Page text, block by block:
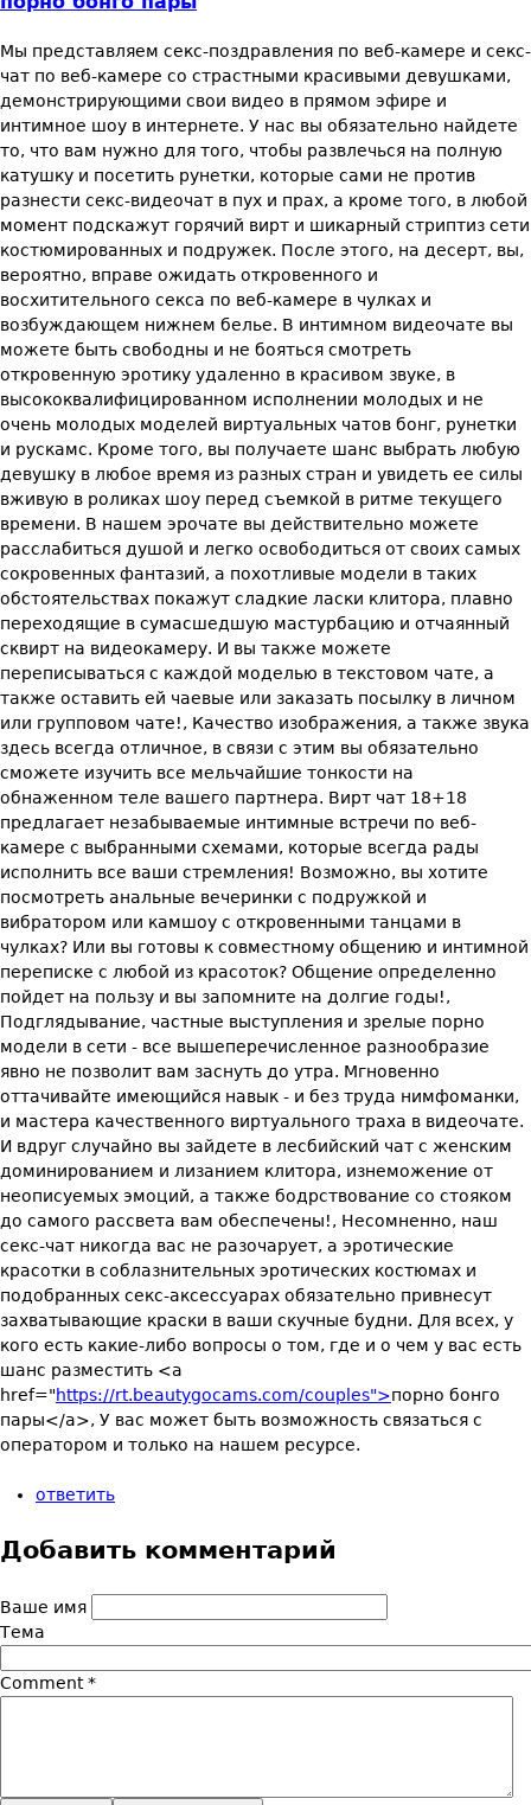
Мы представляем секс-поздравления по веб-камере и секс-
чат по веб-камере со страстными красивыми девушками,
демонстрирующими свои видео в прямом эфире и
интимное шоу в интернете. У нас вы обязательно найдете
то, что вам нужно для того, чтобы развлечься на полную
катушку и посетить рунетки, которые сами не против
разнести секс-видеочат в пух и прах, а кроме того, в любой
момент подскажут горячий вирт и шикарный стриптиз сети
костюмированных и подружек. После этого, на десерт, вы,
вероятно, вправе ожидать откровенного и
восхитительного секса по веб-камере в чулках и
возбуждающем нижнем белье. В интимном видеочате вы
можете быть свободны и не бояться смотреть
откровенную эротику удаленно в красивом звуке, в
высококвалифицированном исполнении молодых и не
очень молодых моделей виртуальных чатов бонг, рунетки
и рускамс. Кроме того, вы получаете шанс выбрать любую
девушку в любое время из разных стран и увидеть ее силы
вживую в роликах шоу перед съемкой в ритме текущего
времени. В нашем эрочате вы действительно можете
расслабиться душой и легко освободиться от своих самых
сокровенных фантазий, а похотливые модели в таких
обстоятельствах покажут сладкие ласки клитора, плавно
переходящие в сумасшедшую мастурбацию и отчаянный
сквирт на видеокамеру. И вы также можете
переписываться с каждой моделью в текстовом чате, а
также оставить ей чаевые или заказать посылку в личном
или групповом чате!, Качество изображения, а также звука
здесь всегда отличное, в связи с этим вы обязательно
сможете изучить все мельчайшие тонкости на
обнаженном теле вашего партнера. Вирт чат 18+18
предлагает незабываемые интимные встречи по веб-
камере с выбранными схемами, которые всегда рады
исполнить все ваши стремления! Возможно, вы хотите
посмотреть анальные вечеринки с подружкой и
вибратором или камшоу с откровенными танцами в
чулках? Или вы готовы к совместному общению и интимной
переписке с любой из красоток? Общение определенно
пойдет на пользу и вы запомните на долгие годы!,
Подглядывание, частные выступления и зрелые порно
модели в сети - все вышеперечисленное разнообразие
явно не позволит вам заснуть до утра. Мгновенно
оттачивайте имеющийся навык - и без труда нимфоманки,
и мастера качественного виртуального траха в видеочате.
И вдруг случайно вы зайдете в лесбийский чат с женским
доминированием и лизанием клитора, изнеможение от
неописуемых эмоций, а также бодрствование со стояком
до самого рассвета вам обеспечены!, Несомненно, наш
секс-чат никогда вас не разочарует, а эротические
красотки в соблазнительных эротических костюмах и
подобранных секс-аксессуарах обязательно привнесут
захватывающие краски в ваши скучные будни. Для всех, у
кого есть какие-либо вопросы о том, где и о чем у вас есть
шанс разместить <a
href="https://rt.beautygocams.com/couples">порно бонго
пары</a>, У вас может быть возможность связаться с
оператором и только на нашем ресурсе.
ответить
Добавить комментарий
Ваше имя
Тема
Comment*